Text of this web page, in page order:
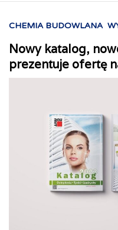
CHEMIA BUDOWLANA
Nowy katalog,
prezentuje ofertę